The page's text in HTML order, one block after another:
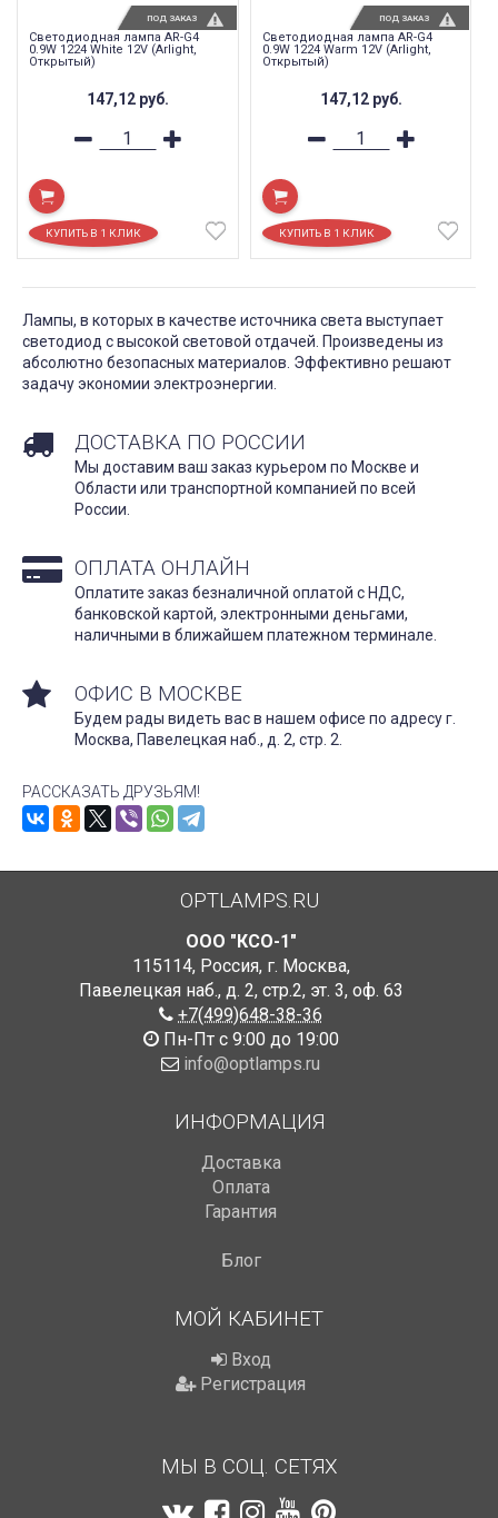
Светодиодная лампа AR-G4
0.9W 1224 White 12V (Arlight,
Открытый)
147,12 руб.
ПОД ЗАКАЗ
Светодиодная лампа AR-G4
0.9W 1224 Warm 12V (Arlight,
Открытый)
147,12 руб.
ПОД ЗАКАЗ
Лампы, в которых в качестве источника света выступает
светодиод с высокой световой отдачей. Произведены из
абсолютно безопасных материалов. Эффективно решают
задачу экономии электроэнергии.
ДОСТАВКА ПО РОССИИ
Мы доставим ваш заказ курьером по Москве и
Области или транспортной компанией по всей
России.
ОПЛАТА ОНЛАЙН
Оплатите заказ безналичной оплатой с НДС,
банковской картой, электронными деньгами,
наличными в ближайшем платежном терминале.
ОФИС В МОСКВЕ
Будем рады видеть вас в нашем офисе по адресу г.
Москва, Павелецкая наб., д. 2, стр. 2.
РАССКАЗАТЬ ДРУЗЬЯМ!
OPTLAMPS.RU
ООО "КСО-1"
115114, Россия, г. Москва,
Павелецкая наб., д. 2, стр.2, эт. 3, оф. 63
+7(499)648-38-36
Пн-Пт с 9:00 до 19:00
info@optlamps.ru
ИНФОРМАЦИЯ
Доставка
Оплата
Гарантия
Блог
МОЙ КАБИНЕТ
Вход
Регистрация
МЫ В СОЦ. СЕТЯХ